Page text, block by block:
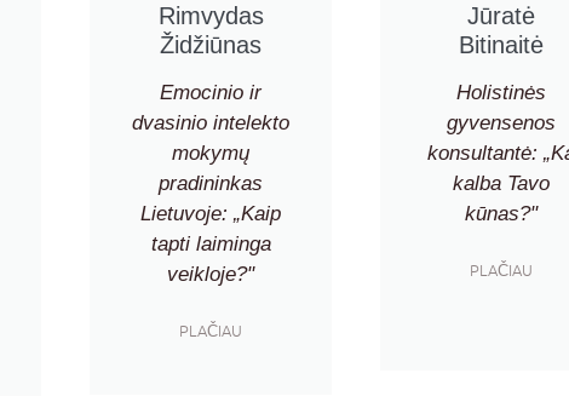
Rimvydas
Židžiūnas
Emocinio ir
dvasinio intelekto
mokymų
pradininkas
Lietuvoje: „Kaip
tapti laiminga
veikloje?"
PLAČIAU
Jūratė
Bitinaitė
Holistinės
gyvensenos
konsultantė:
kalba Tavo
kūnas?"
PLAČIAU